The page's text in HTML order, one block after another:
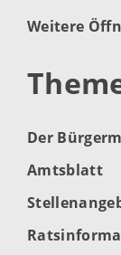
Weitere
Der
Amtsblatt